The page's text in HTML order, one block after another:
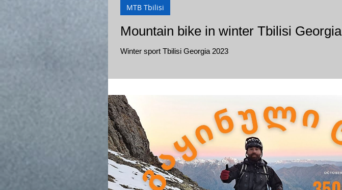
Mountain bike in winter Tbilisi Georgia
Winter sport Tbilisi Georgia 2023
MTB Tbilisi